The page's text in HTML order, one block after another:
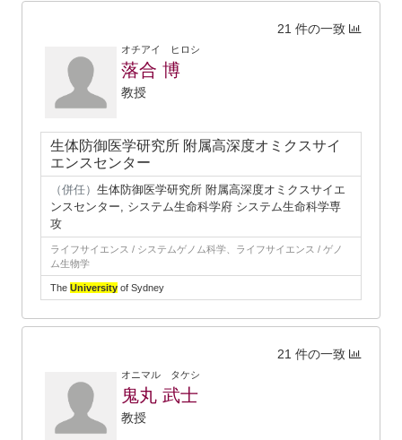
21 件の一致
オチアイ ヒロシ
落合 博
教授
生体防御医学研究所 附属高深度オミクスサイ
エンスセンター
（併任） 生体防御医学研究所 附属高深度オミクスサイエ
ンスセンター, システム生命科学府 システム生命科学専
攻
ライフサイエンス / システムゲノム科学、ライフサイエンス / ゲノ
ム生物学
The University of Sydney
21 件の一致
オニマル タケシ
鬼丸 武士
教授